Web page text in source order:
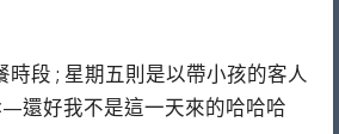
時段 ; 星期五則是以帶小孩的客人
還好我不是這一天來的哈哈哈